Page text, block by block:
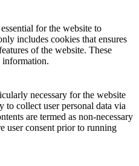
for the website to
includes cookies that ensures
of the website. These
information.
necessary for the website
to collect user personal data via
are termed as non-necessary
user consent prior to running